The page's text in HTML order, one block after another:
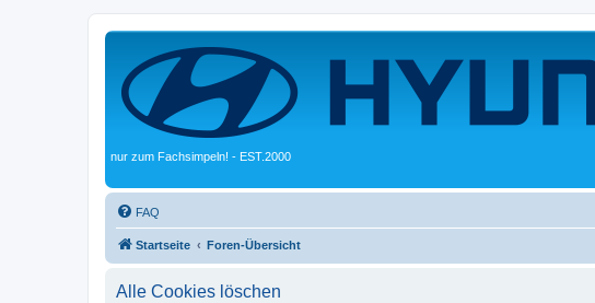
nur zum Fachsimpeln! - EST.2000
FAQ
Startseite Foren-Übersicht
Alle Cookies löschen